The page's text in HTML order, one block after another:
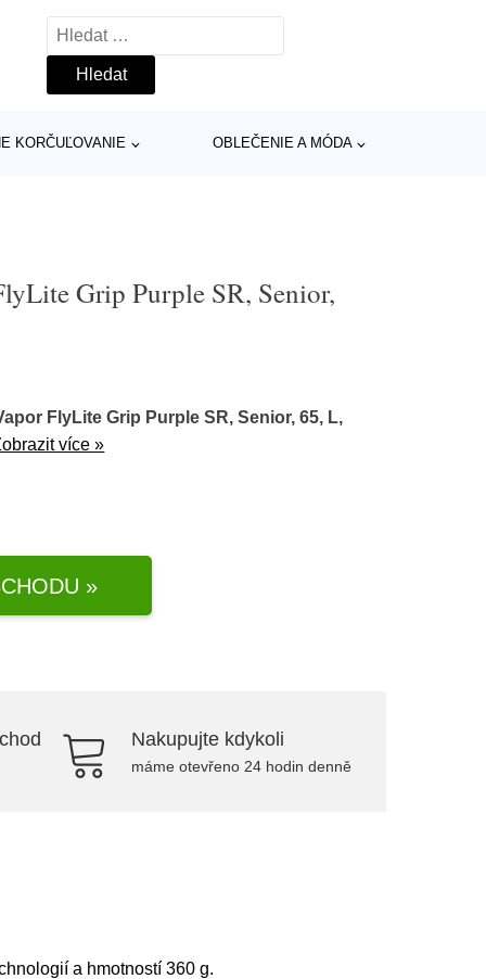
Vyhledávání
KORČUĽOVANIE OBLEČENIE A MÓDA
Grip Purple SR, Senior,
FlyLite Grip Purple SR, Senior, 65, L,
více »
»
Nakupujte kdykoli
máme otevřeno 24 hodin denně
a hmotností 360 g.